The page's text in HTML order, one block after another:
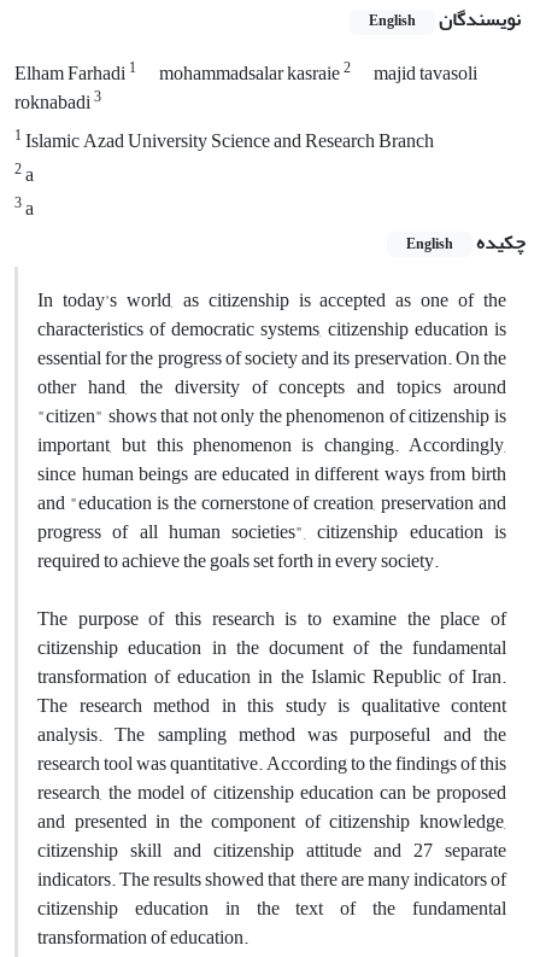
نویسندگان English
Elham Farhadi1 mohammadsalar kasraie2
majid tavasoli
roknabadi3
1Islamic Azad University Science and Research Branch
2a
3a
چکیده
English
In today's world, as citizenship is accepted as one of the
characteristics of democratic systems, citizenship education is
essential for the progress of society and its preservation. On the
other hand, the diversity of concepts and topics around
"citizen" shows that not only the phenomenon of citizenship is
important, but this phenomenon is changing. Accordingly,
since human beings are educated in different ways from birth
and "education is the cornerstone of creation, preservation and
progress of all human societies", citizenship education is
required to achieve the goals set forth in every society.
The purpose of this research is to examine the place of
citizenship education in the document of the fundamental
transformation of education in the Islamic Republic of Iran.
The research method in this study is qualitative content
analysis. The sampling method was purposeful and the
research tool was quantitative. According to the findings of this
research, the model of citizenship education can be proposed
and presented in the component of citizenship knowledge,
citizenship skill and citizenship attitude and 27 separate
indicators. The results showed that there are many indicators of
citizenship education in the text of the fundamental
transformation of education.